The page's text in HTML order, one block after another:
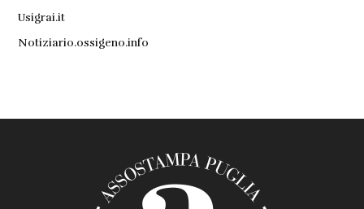
Usigrai.it
Notiziario.ossigeno.info